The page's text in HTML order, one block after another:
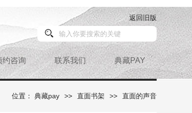
返回旧版
约咨询 联系我们 典藏PAY
位置： 典藏pay >> 直面书架 >> 直面的声音